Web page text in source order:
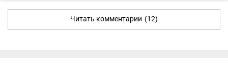
Читать комментарии (12)